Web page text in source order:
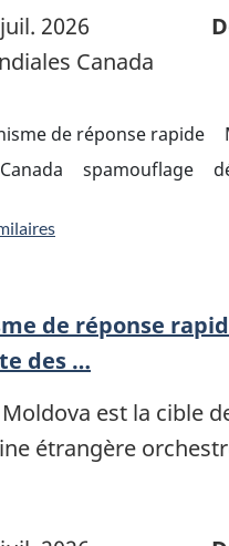
2026
Canada
de réponse rapide
Canada spamouflage
de réponse
des …
est la cible
étrangère